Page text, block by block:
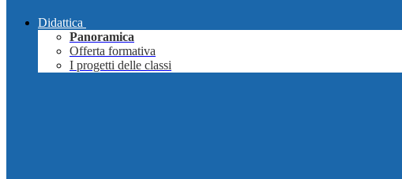
Didattica
Panoramica
Offerta formativa
I progetti delle classi